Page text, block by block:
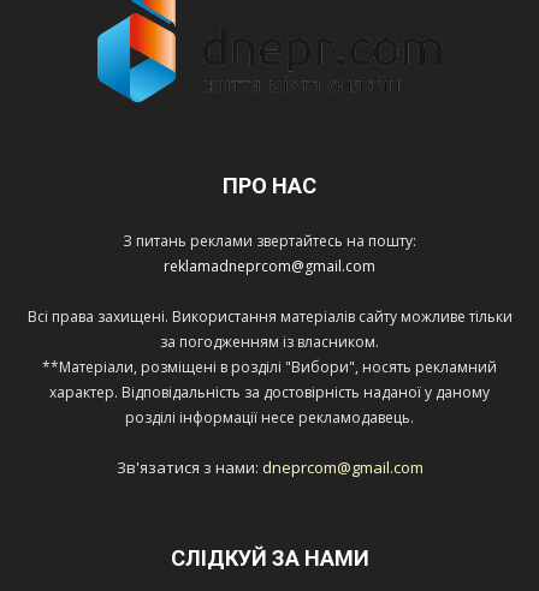
ПРО НАС
З питань реклами звертайтесь на пошту:
reklamadneprcom@gmail.com
Всі права захищені. Використання матеріалів сайту можливе тільки
за погодженням із власником.
**Матеріали, розміщені в розділі "Вибори", носять рекламний
характер. Відповідальність за достовірність наданої у даному
розділі інформації несе рекламодавець.
Зв'язатися з нами: dneprcom@gmail.com
СЛІДКУЙ ЗА НАМИ